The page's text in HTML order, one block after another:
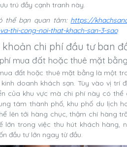
trú đầy cạnh tranh này.
thể bạn quan tâm: https://
thi-cong-noi-that-khach-san-3-sao
khoản chi phí đầu tư ban
phí mua đất hoặc thuê mặt bằng
đất hoặc thuê mặt bằng là một
kinh doanh khách sạn. Tùy vào vị trí
của khu vực mà chi phí này có thể
tâm thành phố, khu phố du lịch
lên tới hàng chục, thậm chí hàng
lớn trong việc thu hút khách hàng,
đầu tư lớn ngay từ đầu.